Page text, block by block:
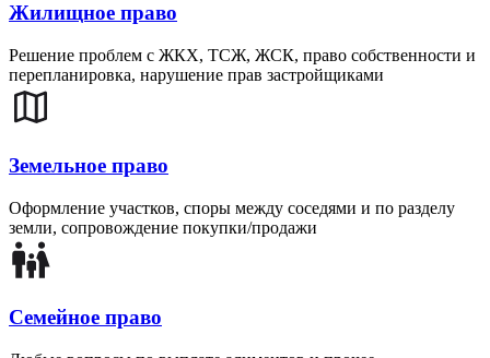
Жилищное право
Решение проблем с ЖКХ, ТСЖ, ЖСК, право собственности и
перепланировка, нарушение прав застройщиками
Земельное право
Оформление участков, споры между соседями и по разделу
земли, сопровождение покупки/продажи
Семейное право